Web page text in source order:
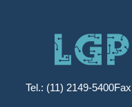
Tel.: (11) 2149-5400